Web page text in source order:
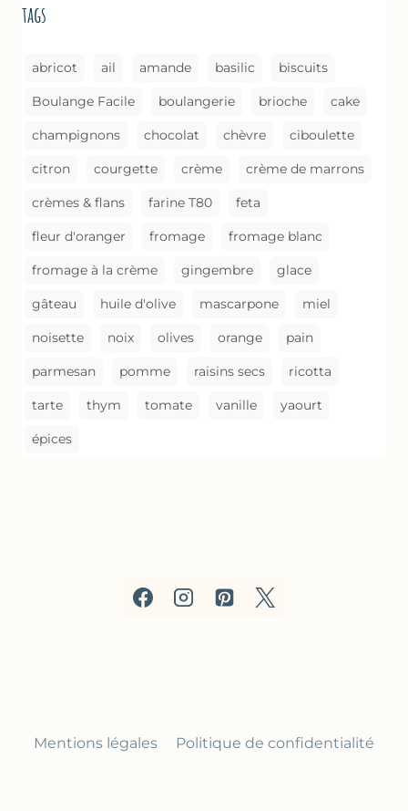
tags
abricot ail amande basilic biscuits
Boulange Facile boulangerie brioche cake
champignons chocolat chèvre ciboulette
citron courgette crème crème de marrons
crèmes & flans farine T80 feta
fleur d'oranger fromage fromage blanc
fromage à la crème gingembre glace
gâteau huile d'olive mascarpone miel
noisette noix olives orange pain
parmesan pomme raisins secs ricotta
tarte thym tomate vanille yaourt
épices
Mentions légales Politique de confidentialité